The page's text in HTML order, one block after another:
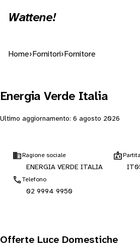
Wattene!
Home› Fornitori› Fornitore
Energia Verde Italia
Ultimo aggiornamento: 6 agosto 2026
Ragione sociale
ENERGIA VERDE ITALIA
Telefono
02 9994 9950
Offerte Luce Domestiche